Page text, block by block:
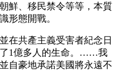
鮮、移民禁令等等，本質
形態開戰。
在共產主義受害者紀念日
了1億多人的生命。……我
自豪地承諾美國將永遠不